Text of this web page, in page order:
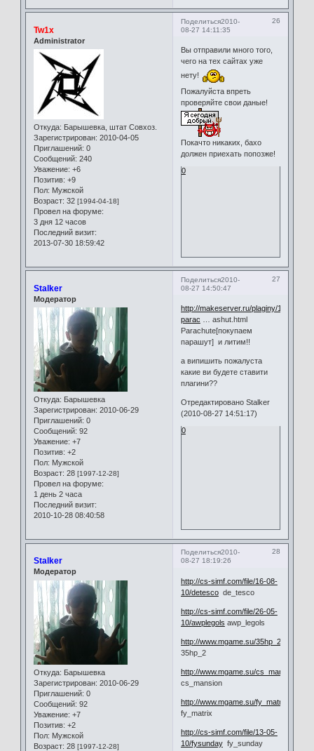
Поделиться 26
2010-
08-27 14:11:35
Tw1x
Administrator
Откуда: Барышевка, штат Совхоз.
Зарегистрирован: 2010-04-05
Приглашений: 0
Сообщений: 240
Уважение: +6
Позитив: +9
Пол: Мужской
Возраст: 32 [1994-04-18]
Провел на форуме:
3 дня 12 часов
Последний визит:
2013-07-30 18:59:42
Вы отправили много того,
чего на тех сайтах уже
нету!
Пожалуйста впреть
проверяйте свои даные!
Покачто никаких, бахо
должен приехать попозже!
0
Поделиться 27
2010-
08-27 14:50:47
Stalker
Модератор
Откуда: Барышевка
Зарегистрирован: 2010-06-29
Приглашений: 0
Сообщений: 92
Уважение: +7
Позитив: +2
Пол: Мужской
Возраст: 28 [1997-12-28]
Провел на форуме:
1 день 2 часа
Последний визит:
2010-10-28 08:40:58
http://makeserver.ru/plaginy/1550-
parac … ashut.html
Parachute[покупаем
парашут] и литим!!
а випишить пожалуста
какие ви будете ставити
плагини??
Отредактировано Stalker
(2010-08-27 14:51:17)
0
Поделиться 28
2010-
08-27 18:19:26
Stalker
Модератор
Откуда: Барышевка
Зарегистрирован: 2010-06-29
Приглашений: 0
Сообщений: 92
Уважение: +7
Позитив: +2
Пол: Мужской
Возраст: 28 [1997-12-28]
http://cs-simf.com/file/16-08-
10/detescode_tesco
http://cs-simf.com/file/26-05-
10/awplegols awp_legols
http://www.mgame.su/35hp_2.html
35hp_2
http://www.mgame.su/cs_mansion.html
cs_mansion
http://www.mgame.su/fy_matrix.html
fy_matrix
http://cs-simf.com/file/13-05-
10/fysundayfy_sunday